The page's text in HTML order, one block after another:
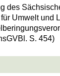
des
Umwelt und
S. 454)